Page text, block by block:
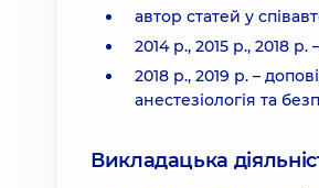
автор статей у
2014 р., 2015 р., 2018
2018 р., 2019 р. –
анестезіологія та
Викладацька